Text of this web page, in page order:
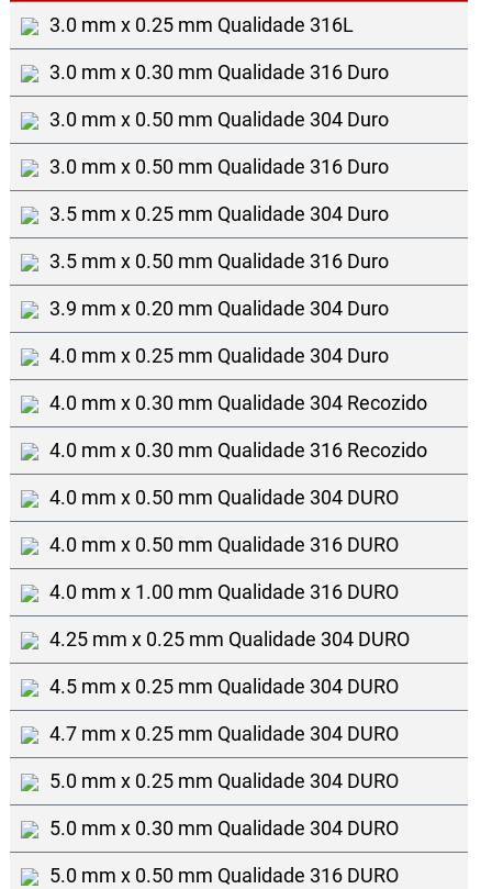
3.0 mm x 0.25 mm Qualidade 316L
3.0 mm x 0.30 mm Qualidade 316 Duro
3.0 mm x 0.50 mm Qualidade 304 Duro
3.0 mm x 0.50 mm Qualidade 316 Duro
3.5 mm x 0.25 mm Qualidade 304 Duro
3.5 mm x 0.50 mm Qualidade 316 Duro
3.9 mm x 0.20 mm Qualidade 304 Duro
4.0 mm x 0.25 mm Qualidade 304 Duro
4.0 mm x 0.30 mm Qualidade 304 Recozido
4.0 mm x 0.30 mm Qualidade 316 Recozido
4.0 mm x 0.50 mm Qualidade 304 DURO
4.0 mm x 0.50 mm Qualidade 316 DURO
4.0 mm x 1.00 mm Qualidade 316 DURO
4.25 mm x 0.25 mm Qualidade 304 DURO
4.5 mm x 0.25 mm Qualidade 304 DURO
4.7 mm x 0.25 mm Qualidade 304 DURO
5.0 mm x 0.25 mm Qualidade 304 DURO
5.0 mm x 0.30 mm Qualidade 304 DURO
5.0 mm x 0.50 mm Qualidade 316 DURO